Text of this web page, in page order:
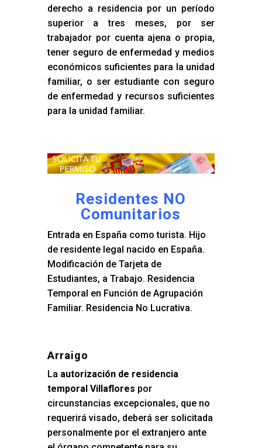
derecho a residencia por un período
superior a tres meses, por ser
trabajador por cuenta ajena o propia,
tener seguro de enfermedad y medios
económicos suficientes para la unidad
familiar, o ser estudiante con seguro
de enfermedad y recursos suficientes
para la unidad familiar.
Residentes NO
Comunitarios
Entrada en España como turista. Hijo
de residente legal nacido en España.
Modificación de Tarjeta de
Estudiantes, a Trabajo. Residencia
Temporal en Función de Agrupación
Familiar. Residencia No Lucrativa.
Arraigo
La autorización de residencia
temporal Villaflores por
circunstancias excepcionales, que no
requerirá visado, deberá ser solicitada
personalmente por el extranjero ante